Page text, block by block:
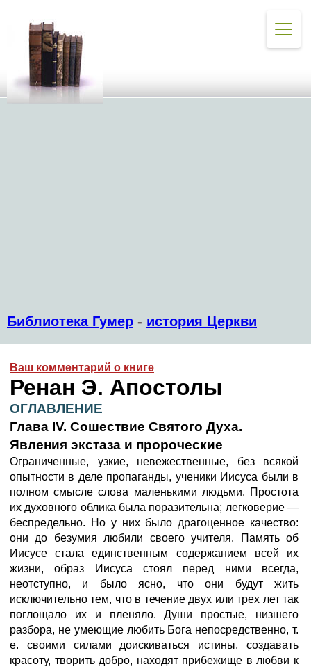
Библиотека Гумер - история Церкви
Ваш комментарий о книге
Ренан Э. Апостолы
ОГЛАВЛЕНИЕ
Глава IV. Сошествие Святого Духа.
Явления экстаза и пророческие
Ограниченные, узкие, невежественные, без всякой
опытности в деле пропаганды, ученики Иисуса были в
полном смысле слова маленькими людьми. Простота
их духовного облика была поразительна; легковерие —
беспредельно. Но у них было драгоценное качество:
они до безумия любили своего учителя. Память об
Иисусе стала единственным содержанием всей их
жизни, образ Иисуса стоял перед ними всегда,
неотступно, и было ясно, что они будут жить
исключительно тем, что в течение двух или трех лет так
поглощало их и пленяло. Души простые, низшего
разбора, не умеющие любить Бога непосредственно, т.
е. своими силами доискиваться истины, создавать
красоту, творить добро, находят прибежище в любви к